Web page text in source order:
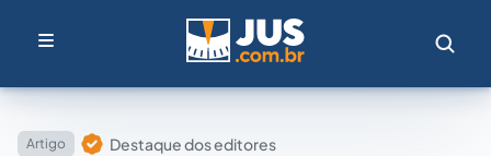
Artigo Destaque dos editores